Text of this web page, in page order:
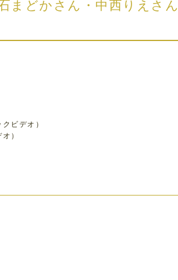
まどかさん・中西りえさん
ビデオ）
）